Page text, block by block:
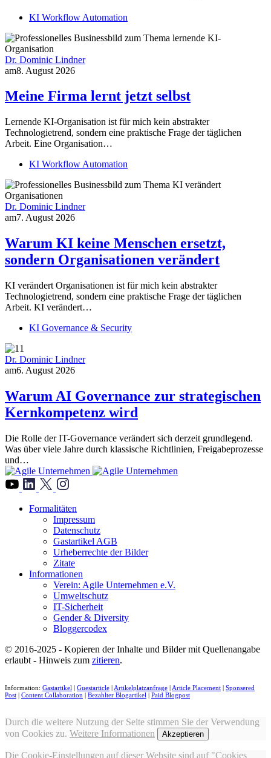
KI Workflow Automation
Dr. Dominic Lindner
am8. August 2026
Meine Firma lernt jetzt selbst
Lernende KI-Organisation ist für mich kein abstrakter
Technologietrend, sondern eine praktische Frage der täglichen
Arbeit. Eine Organisation…
KI Workflow Automation
Dr. Dominic Lindner
am7. August 2026
Warum KI keine Menschen ersetzt,
sondern Organisationen verändert
KI verändert Organisationen ist für mich kein abstrakter
Technologietrend, sondern eine praktische Frage der täglichen
Arbeit. KI verändert…
KI Governance & Security
Dr. Dominic Lindner
am6. August 2026
Warum AI Governance zur strategischen
Kernkompetenz wird
Die Rolle der IT-Governance verändert sich derzeit grundlegend.
Was über viele Jahre durch klassische Richtlinien, Freigabeprozesse
und…
Formalitäten
Impressum
Datenschutz
Gastartikel AGB
Urheberrechte der Bilder
Zitate
Informationen
Verein: Agile Unternehmen e.V.
Umweltschutz
IT-Sicherheit
Gender & Diversity
Bloggercodex
© 2016-2025 - Kopieren der Inhalte und Bilder mit Quellenangabe
erlaubt - Hinweis zum zitieren.
Information: Gastartikel | Guestarticle | Artikelplatzanfrage | Article Placement | Sponsered
Post | Content Collaboration | Bezahlter Blogartikel | Paid Blogpost
Durch die weitere Nutzung der Seite stimmen Sie der Verwendung
von Cookies zu. Weitere Informationen Akzeptieren
Die Cookie-Einstellungen auf dieser Website sind auf "Cookies